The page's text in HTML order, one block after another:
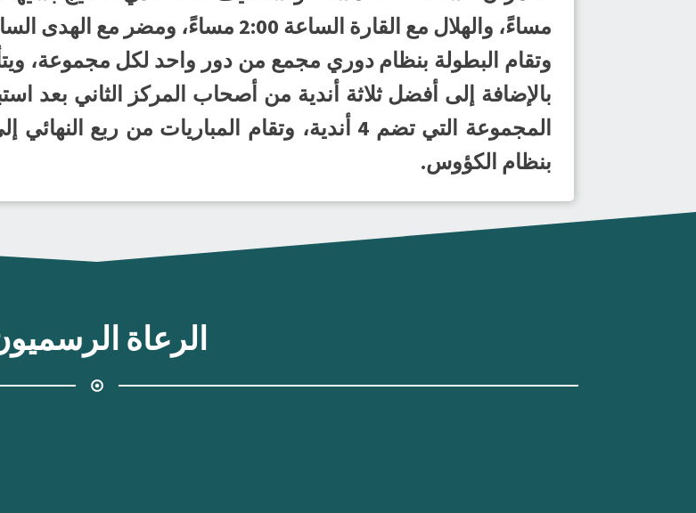
مساءً، والهلال مع القارة الساعة 2:00 مساءً، ومضر مع الهدى الساعة 3:00 مساءً.
وتقام البطولة بنظام دوري مجمع من دور واحد لكل مجموعة،
بالإضافة إلى أفضل ثلاثة أندية من أصحاب المركز الثاني بعد
المجموعة التي تضم 4 أندية، وتقام المباريات من
بنظام الكؤوس.
الرعاة